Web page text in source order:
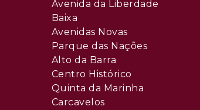
Avenida da Liberdade
Baixa
Avenidas Novas
Parque das Nações
Alto da Barra
Centro Histórico
Quinta da Marinha
Carcavelos